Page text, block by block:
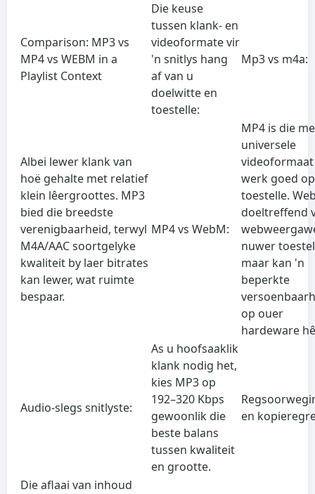
Comparison: MP3 vs
MP4 vs WEBM in a
Playlist Context
Die keuse
tussen klank- en
videoformate vir
'n snitlys hang
af van u
doelwitte en
toestelle:
Mp3 vs m4a:
Albei lewer klank van
hoë gehalte met relatief
klein lêergroottes. MP3
bied die breedste
verenigbaarheid, terwyl
M4A/AAC soortgelyke
kwaliteit by laer bitrates
kan lewer, wat ruimte
bespaar.
MP4 vs WebM:
MP4 is die
universele
werk goed
toestelle.
doeltreffend
nuwer
maar kan 'n
beperkte
op ouer
hardeware
Audio-slegs snitlyste:
As u hoofsaaklik
klank nodig het,
kies MP3 op
192–320 Kbps
gewoonlik die
beste balans
tussen kwaliteit
en grootte.
en
Die aflaai van inhoud